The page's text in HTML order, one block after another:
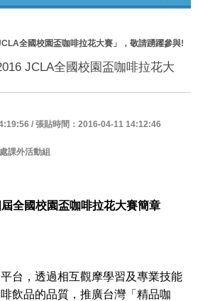
全國校園盃咖啡拉花大賽」，敬請踴躍參與!
JCLA全國校園盃咖啡拉花大
/ 張貼時間：2016-04-11 14:12:46
課外活動組
全國校園盃咖啡拉花大賽簡章
台，透過相互觀摩學習及專業技能
飲品的品質，推廣台灣「精品咖